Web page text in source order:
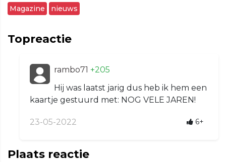
Magazine nieuws
Topreactie
rambo71 +205
Hij was laatst jarig dus heb ik hem een
kaartje gestuurd met: NOG VELE JAREN!
23-05-2022 6+
Plaats reactie